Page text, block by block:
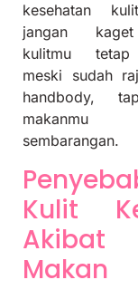
kesehatan
jangan
kulitmu
meski sudah
handbody,
makanmu
sembarangan.
Kulit
Akibat
Makan